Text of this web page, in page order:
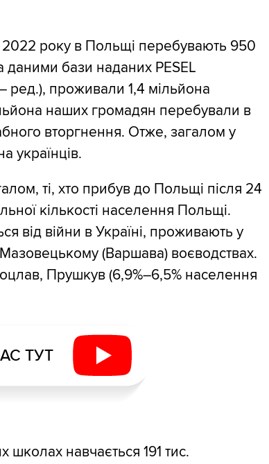
року в Польщі перебувають 950
даними бази наданих PESEL
ред.), проживали 1,4 мільйона
наших громадян перебували в
вторгнення. Отже, загалом у
українців.
ті, хто прибув до Польщі після 24
кількості населення Польщі.
від війни в Україні, проживають у
(Варшава) воєводствах.
Прушкув (6,9%–6,5% населення
ТУТ
навчається 191 тис.